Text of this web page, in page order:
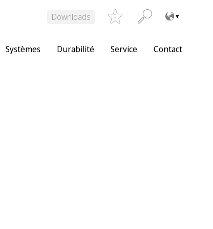
Downloads 0
Systèmes Durabilité Service Contact